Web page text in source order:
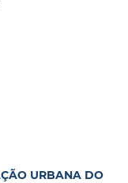
URBANA DO